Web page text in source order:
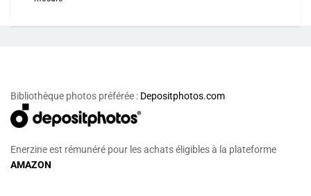
Bibliothèque photos préférée : Depositphotos.com
Enerzine est rémunéré pour les achats éligibles à la plateforme
AMAZON